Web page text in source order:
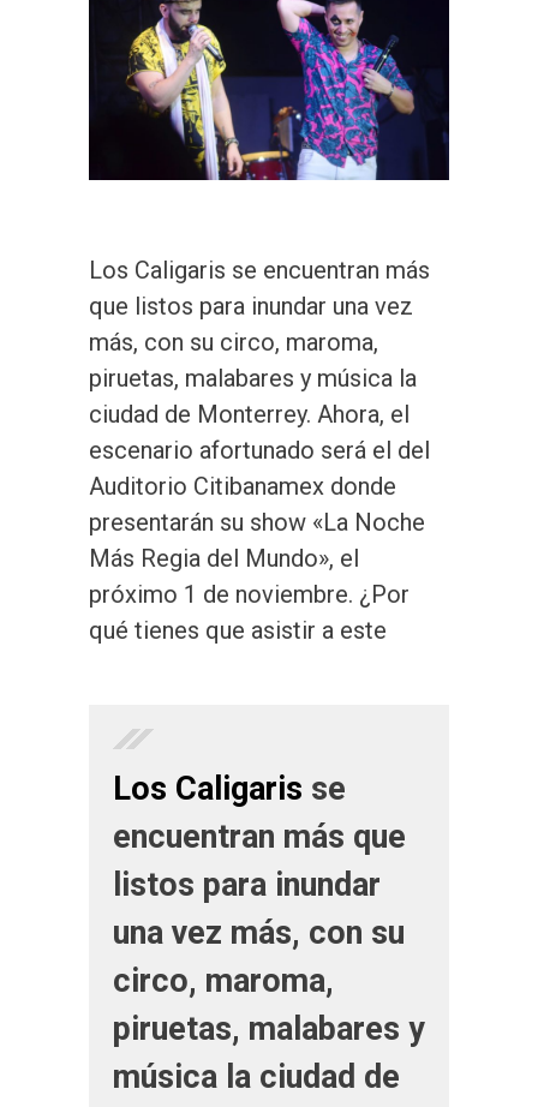
Los Caligaris se encuentran más
que listos para inundar una vez
más, con su circo, maroma,
piruetas, malabares y música la
ciudad de Monterrey. Ahora, el
escenario afortunado será el del
Auditorio Citibanamex donde
presentarán su show «La Noche
Más Regia del Mundo», el
próximo 1 de noviembre. ¿Por
qué tienes que asistir a este
Los Caligaris se
encuentran más que
listos para inundar
una vez más, con su
circo, maroma,
piruetas, malabares y
música la ciudad de